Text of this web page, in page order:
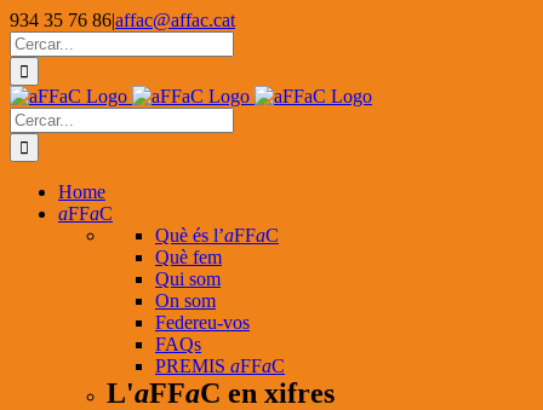
Skip
to
content
934 35 76 86|affac@affac.cat
Facebook
X
YouTube
Cerca
…
Cerca
…
Home
aFFaC
Què és l’aFFaC
Què fem
Qui som
On som
Federeu-vos
FAQs
PREMIS aFFaC
L'aFFaC en xifres